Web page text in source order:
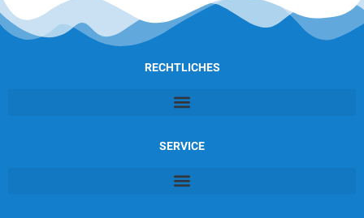
RECHTLICHES
SERVICE